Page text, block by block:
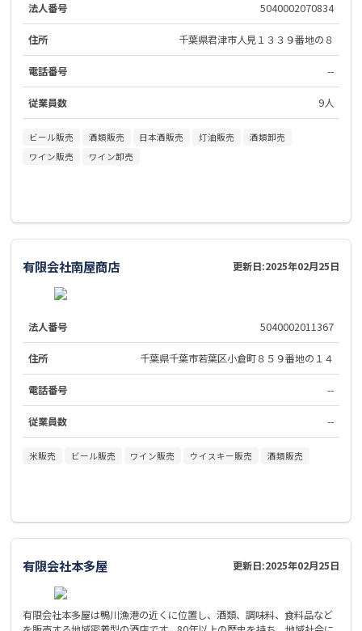
法人番号 5040002070834
住所 千葉県君津市人見１３３９番地の８
電話番号 --
従業員数 9人
ビール販売 酒類販売 日本酒販売 灯油販売
酒類卸売
ワイン販売
ワイン卸売
有限会社南屋商店 更新日:2025年02月25日
法人番号 5040002011367
住所 千葉県千葉市若葉区小倉町８５９番地の１４
電話番号 --
従業員数 --
米販売 ビール販売 ワイン販売 ウイスキー販売 酒類販売
有限会社本多屋 更新日:2025年02月25日
有限会社本多屋は鴨川漁港の近くに位置し、酒類、調味料、食料品など